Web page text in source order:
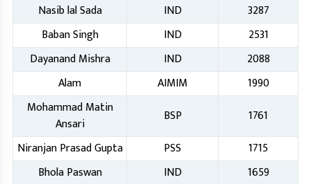
Nasib lal Sada
IND
3287
Baban Singh
IND
2531
Dayanand Mishra
IND
2088
Alam
AIMIM
1990
Mohammad Matin
Ansari
BSP
1761
Niranjan Prasad Gupta
PSS
1715
Bhola Paswan
IND 1659